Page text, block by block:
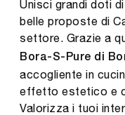
Unisci grandi doti
belle proposte di
settore. Grazie a
Bora-S-Pure di
accogliente in
effetto estetico e
Valorizza i tuoi